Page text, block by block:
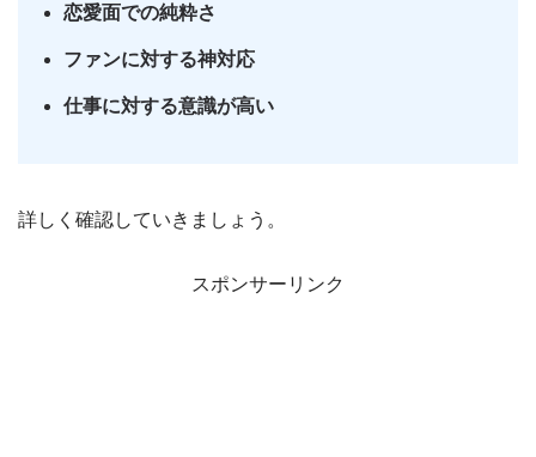
恋愛面での純粋さ
ファンに対する神対応
仕事に対する意識が高い
詳しく確認していきましょう。
スポンサーリンク